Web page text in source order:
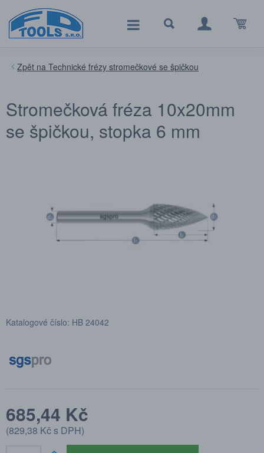
Technické frézy stromečkové se špičkou
Stromečková fréza 10x20mm
se špičkou, stopka 6 mm
Katalogové číslo: HB 24042
685,44 Kč
(829,38 Kčs DPH)